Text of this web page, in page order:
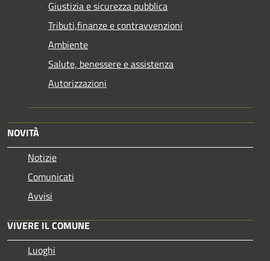
Giustizia e sicurezza pubblica
Tributi,finanze e contravvenzioni
Ambiente
Salute, benessere e assistenza
Autorizzazioni
NOVITÀ
Notizie
Comunicati
Avvisi
VIVERE IL COMUNE
Luoghi